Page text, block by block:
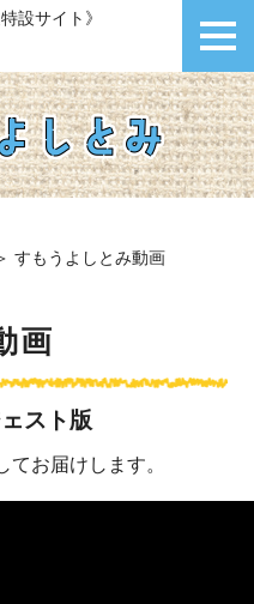
設サイト》
すもうよしとみ動画
画
スト版
お届けします。